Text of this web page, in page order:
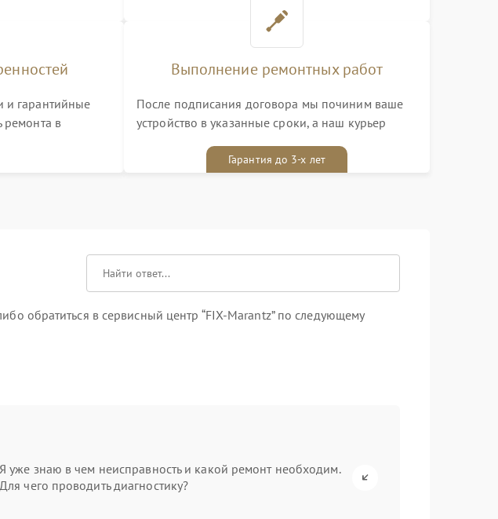
и гарантийные
ремонта в
Выполнение ремонтных работ
После подписания договора мы починим ваше
устройство в указанные сроки, а наш курьер
талоном бесплатноГарантия до 3-х лет
обратиться в сервисный центр “FIX-Marantz” по следующему
Я уже знаю в чем неисправность и какой ремонт необходим.
Для чего проводить диагностику?